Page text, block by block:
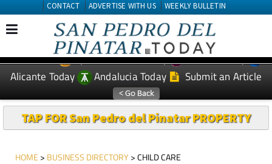
CONTACT ADVERTISE WITH US WEEKLY BULLETIN
EDITIONS: Spanish News Today
Murcia Today
Alicante Today
Andalucia Today Submit an Article
TAP FOR San Pedro del Pinatar PROPERTY
HOME > BUSINESS DIRECTORY> CHILD CARE